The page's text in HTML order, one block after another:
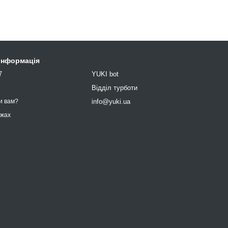
вам?
YUKI bot
Відділ турботи
info@yuki.ua